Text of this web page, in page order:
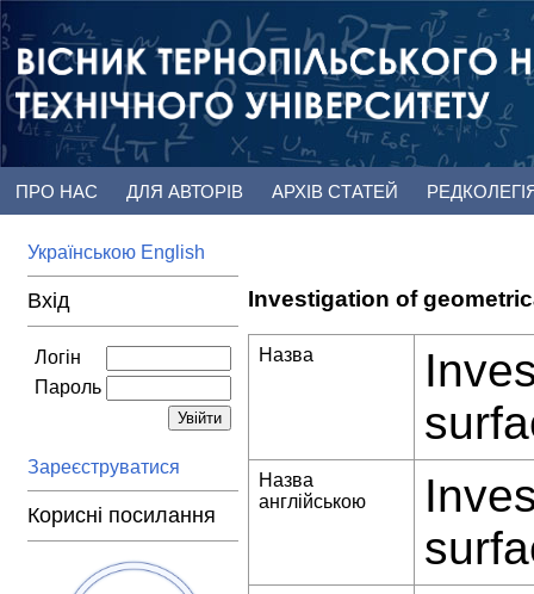
ПРО НАС ДЛЯ АВТОРІВ АРХІВ СТАТЕЙ
Українською English
Вхід
Логін
Пароль
Зареєструватися
Корисні посилання
Investigation of
Назва
Назва
англійською